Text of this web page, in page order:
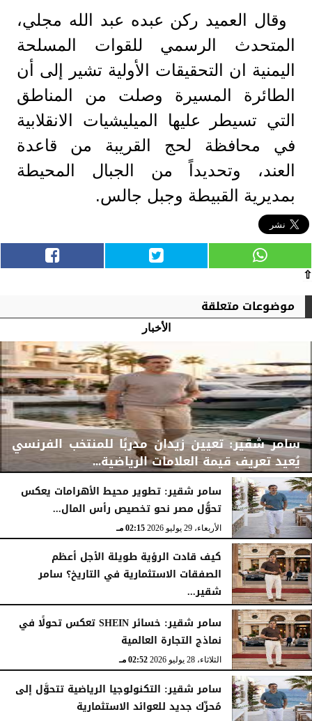
وقال العميد ركن عبده عبد الله مجلي،
المتحدث الرسمي للقوات المسلحة
اليمنية ان التحقيقات الأولية تشير إلى أن
الطائرة المسيرة وصلت من المناطق
التي تسيطر عليها الميليشيات الانقلابية
في محافظة لحج القريبة من قاعدة
العند، وتحديداً من الجبال المحيطة
بمديرية القبيطة وجبل جالس.
⇧
موضوعات متعلقة
الأخبار
سامر شقير: تعيين زيدان مدربًا للمنتخب الفرنسي
يُعيد تعريف قيمة العلامات الرياضية...
الأربعاء، 29 يوليو 2026 02:25 مـ
سامر شقير: تطوير محيط الأهرامات يعكس
تحوُّل مصر نحو تخصيص رأس المال...
الأربعاء، 29 يوليو 2026 02:15 مـ
كيف قادت الرؤية طويلة الأجل أعظم
الصفقات الاستثمارية في التاريخ؟ سامر
شقير...
الثلاثاء، 28 يوليو 2026 03:49 مـ
سامر شقير: خسائر SHEIN تعكس تحولًا في
نماذج التجارة العالمية
الثلاثاء، 28 يوليو 2026 02:52 مـ
سامر شقير: التكنولوجيا الرياضية تتحوَّل إلى
مُحرِّك جديد للعوائد الاستثمارية